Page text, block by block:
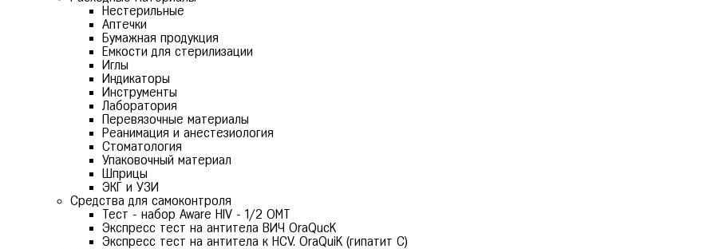
Нестерильные
Аптечки
Бумажная продукция
Емкости для стерилизации
Иглы
Индикаторы
Инструменты
Лаборатория
Перевязочные материалы
Реанимация и анестезиология
Стоматология
Упаковочный материал
Шприцы
ЭКГ и УЗИ
Средства для самоконтроля
Тест - набор Aware HIV - 1/2 ОМТ
Экспресс тест на антитела ВИЧ OraQuсK
Экспресс тест на антитела к HCV. OraQuiK (гипатит С)